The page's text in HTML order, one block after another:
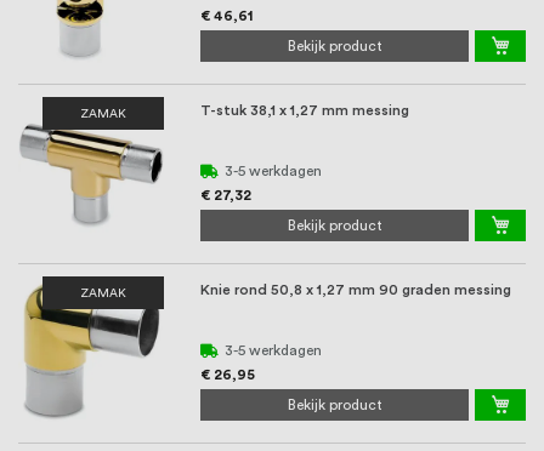
€ 46,61
Bekijk product
ZAMAK T-stuk 38,1 x 1,27 mm messing
3-5 werkdagen
€ 27,32
Bekijk product
ZAMAK Knie rond 50,8 x 1,27 mm 90 graden messing
3-5 werkdagen
€ 26,95
Bekijk product